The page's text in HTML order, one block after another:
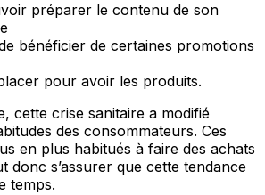
préparer le contenu de son
bénéficier de certaines promotions
pour avoir les produits.
cette crise sanitaire a modifié
des consommateurs. Ces
en plus habitués à faire des achats
donc s’assurer que cette tendance
temps.